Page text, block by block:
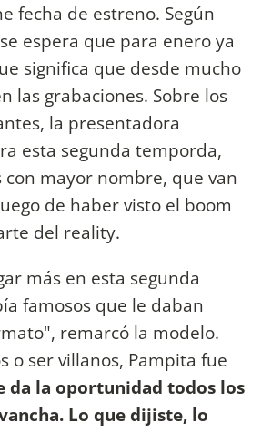
fecha de estreno. Según
espera que para enero ya
significa que desde mucho
las grabaciones. Sobre los
la presentadora
esta segunda temporda,
mayor nombre, que van
de haber visto el boom
del reality.
más en esta segunda
famosos que le daban
remarcó la modelo.
o ser villanos, Pampita fue
da la oportunidad todos los
Lo que dijiste, lo